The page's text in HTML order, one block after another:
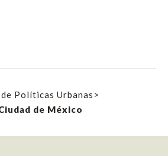
Políticas Urbanas >
de México